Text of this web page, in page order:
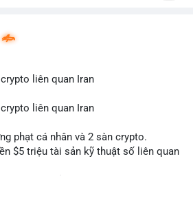
liên quan Iran
liên quan Iran
phạt cá nhân và 2 sàn crypto.
$5 triệu tài sản kỹ thuật số liên quan
trường crypto, tăng áp lực pháp lý.